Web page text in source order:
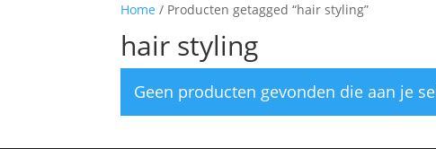
Home / Producten getagged “hair styling”
hair styling
Geen producten gevonden die aan je